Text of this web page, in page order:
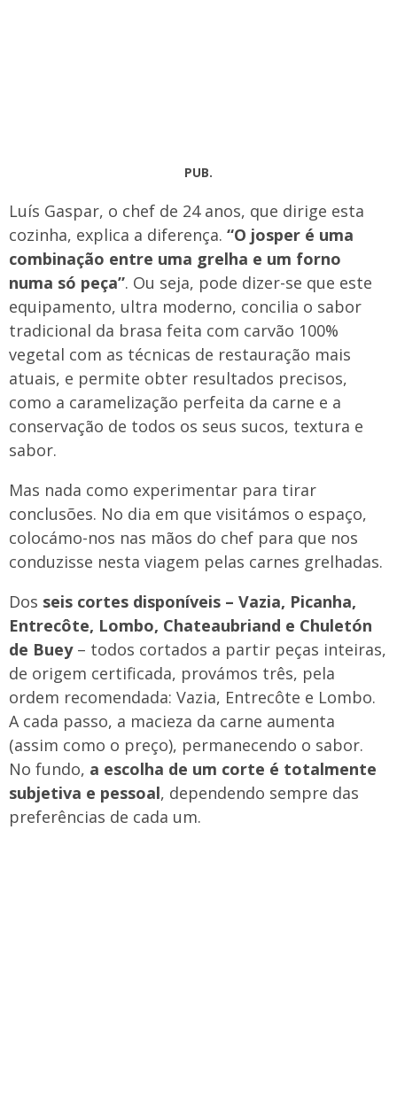
PUB.
Luís Gaspar, o chef de 24 anos, que dirige esta
cozinha, explica a diferença. “O josper é uma
combinação entre uma grelha e um forno
numa só peça”. Ou seja, pode dizer-se que este
equipamento, ultra moderno, concilia o sabor
tradicional da brasa feita com carvão 100%
vegetal com as técnicas de restauração mais
atuais, e permite obter resultados precisos,
como a caramelização perfeita da carne e a
conservação de todos os seus sucos, textura e
sabor.
Mas nada como experimentar para tirar
conclusões. No dia em que visitámos o espaço,
colocámo-nos nas mãos do chef para que nos
conduzisse nesta viagem pelas carnes grelhadas.
Dos seis cortes disponíveis – Vazia, Picanha,
Entrecôte, Lombo, Chateaubriand e Chuletón
de Buey – todos cortados a partir peças inteiras,
de origem certi­ficada, provámos três, pela
ordem recomendada: Vazia, Entrecôte e Lombo.
A cada passo, a macieza da carne aumenta
(assim como o preço), permanecendo o sabor.
No fundo, a escolha de um corte é totalmente
subjetiva e pessoal, dependendo sempre das
preferências de cada um.